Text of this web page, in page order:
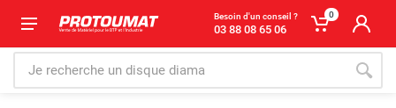
Besoin d'un conseil ?
03 88 08 65 06
0